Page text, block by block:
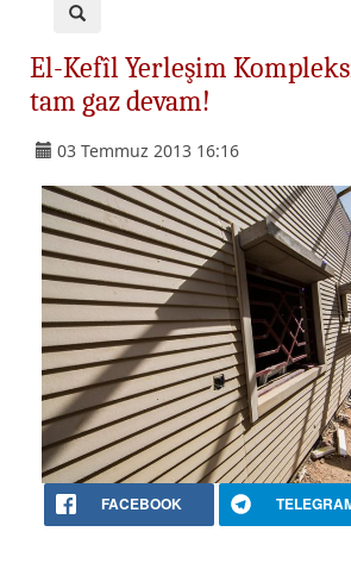
El-Kefîl Yerleşim
tam gaz devam!
03 Temmuz 2013 16:16
FACEBOOK